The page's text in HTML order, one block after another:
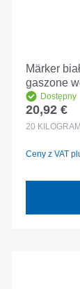
Märker
gaszone
Dostępny
Cena
20,92 €
20
Ceny z VAT